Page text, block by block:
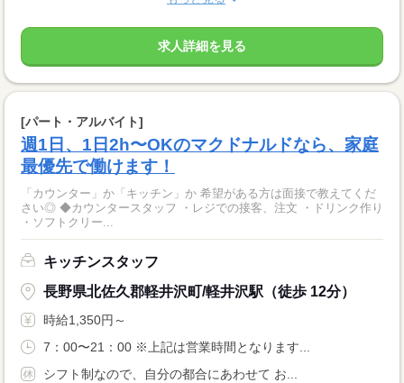
求人詳細を見る
[パート・アルバイト]
週1日、1日2h〜OKのマクドナルドなら、家庭
最優先で働けます！
「カウンター」か「キッチン」か 希望がある方は面接で教えてくだ
さい◎ ◆カウンタースタッフ ・レジでの接客、注文 ・ドリンク作り
・ソフトクリー...
キッチンスタッフ
長野県北佐久郡軽井沢町/軽井沢駅（徒歩 12分）
時給1,350円～
7：00〜21：00 ※上記は営業時間となります...
シフト制なので、自分の都合にあわせて お...